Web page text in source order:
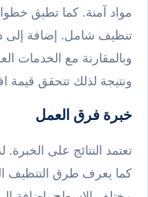
مواد آمنة. كما تطبق
تنظيف شامل. إضافة إلى
وبالمقارنة مع الخدمات
ونتيجة لذلك تتحقق قيمة
خبرة فرق العمل
تعتمد النتائج على
كما يعرف طرق التنظيف